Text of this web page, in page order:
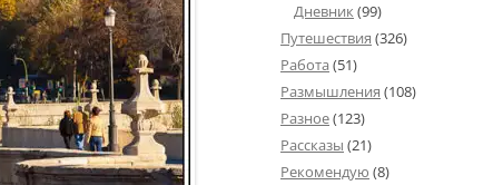
Дневник(99)
Путешествия (326)
Работа (51)
Размышления (108)
Разное(123)
Рассказы (21)
Рекомендую (8)